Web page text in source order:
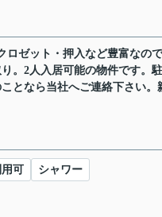
ロゼット・押入など豊富な
。2人入居可能の物件です。
となら当社へご連絡下さい
可 シャワー